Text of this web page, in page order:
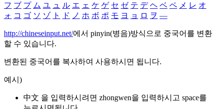
フ ブ プ ム ユ ュ ル エ ェ ケ ゲ セ ゼ テ デ ヘ ベ ペ メ レ オ
ォ コ ゴ ソ ゾ ト ド ノ ホ ボ ポ モ ヨ ョ ロ ヲ ―
http://chineseinput.net/에서 pinyin(병음)방식으로 중국어를 변환
할 수 있습니다.
변환된 중국어를 복사하여 사용하시면 됩니다.
예시)
中文 을 입력하시려면 zhongwen을 입력하시고 space를